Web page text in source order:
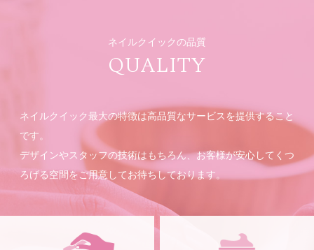
ネイルクイックの品質
QUALITY
ネイルクイック最大の特徴は高品質なサービスを提供すること
です。
デザインやスタッフの技術はもちろん、お客様が安心してくつ
ろげる空間をご用意してお待ちしております。